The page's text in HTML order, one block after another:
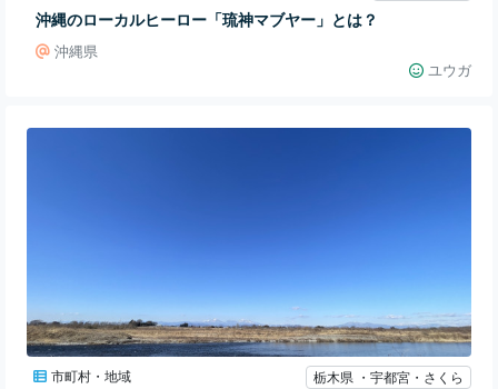
沖縄のローカルヒーロー「琉神マブヤー」とは？
沖縄県
ユウガ
市町村・地域 栃木県 ・宇都宮・さくら